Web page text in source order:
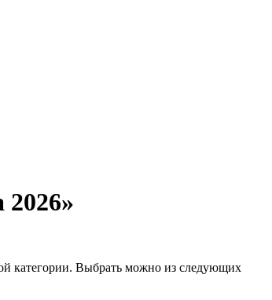
категории. Выбрать можно из следующих